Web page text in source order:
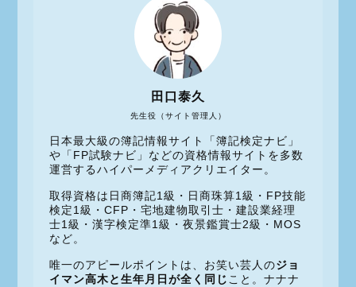
先生役（サイト管理人）
田口泰久
日本最大級の簿記情報サイト「簿記検定ナビ」
や「FP試験ナビ」などの資格情報サイトを多数
運営するハイパーメディアクリエイター。
取得資格は日商簿記1級・日商珠算1級・FP技能
検定1級・CFP・宅地建物取引士・建設業経理
士1級・漢字検定準1級・夜景鑑賞士2級・MOS
など。
唯一のアピールポイントは、お笑い芸人のジョ
イマン高木と生年月日が全く同じ こと。ナナナ